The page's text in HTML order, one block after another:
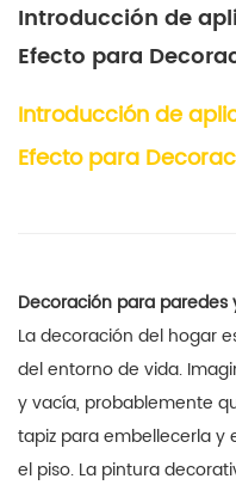
Introducción de
Efecto para
Introducción de
Efecto para
Decoración para paredes
La decoración del hogar
del entorno de vida.
y vacía, probablemente
tapiz para embellecerla y
el piso. La pintura